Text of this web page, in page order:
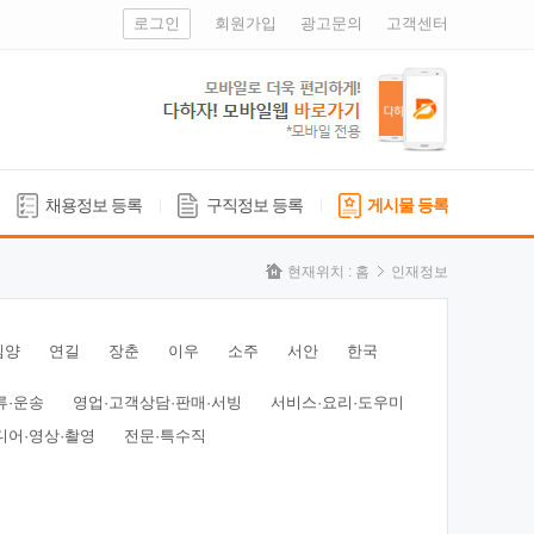
로그인 회원가입 광고문의 고객센터
채용정보 등록 구직정보 등록 게시물 등록
현재위치 : 홈 인재정보
양 연길 장춘 이우 소주 서안 한국
·운송 영업·고객상담·판매·서빙
서비스·요리·도우미
어·영상·촬영
전문·특수직